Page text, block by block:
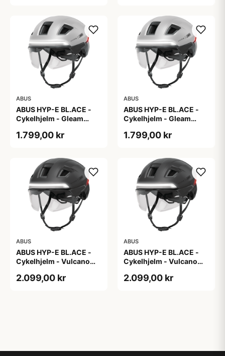
ABUS
ABUS HYP-E BL.ACE -
Cykelhjelm - Gleam
1.799,00 kr
ABUS
ABUS HYP-E BL.ACE -
Cykelhjelm - Gleam
1.799,00 kr
ABUS
ABUS HYP-E BL.ACE -
Cykelhjelm - Vulcano
2.099,00 kr
ABUS
ABUS HYP-E BL.ACE -
Cykelhjelm - Vulcano
2.099,00 kr